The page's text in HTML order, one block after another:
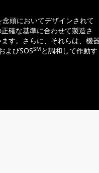
頭においてデザインされて
確な基準に合わせて製造さ
す。さらに、それらは、機器
よびSOSSM と調和して作動す